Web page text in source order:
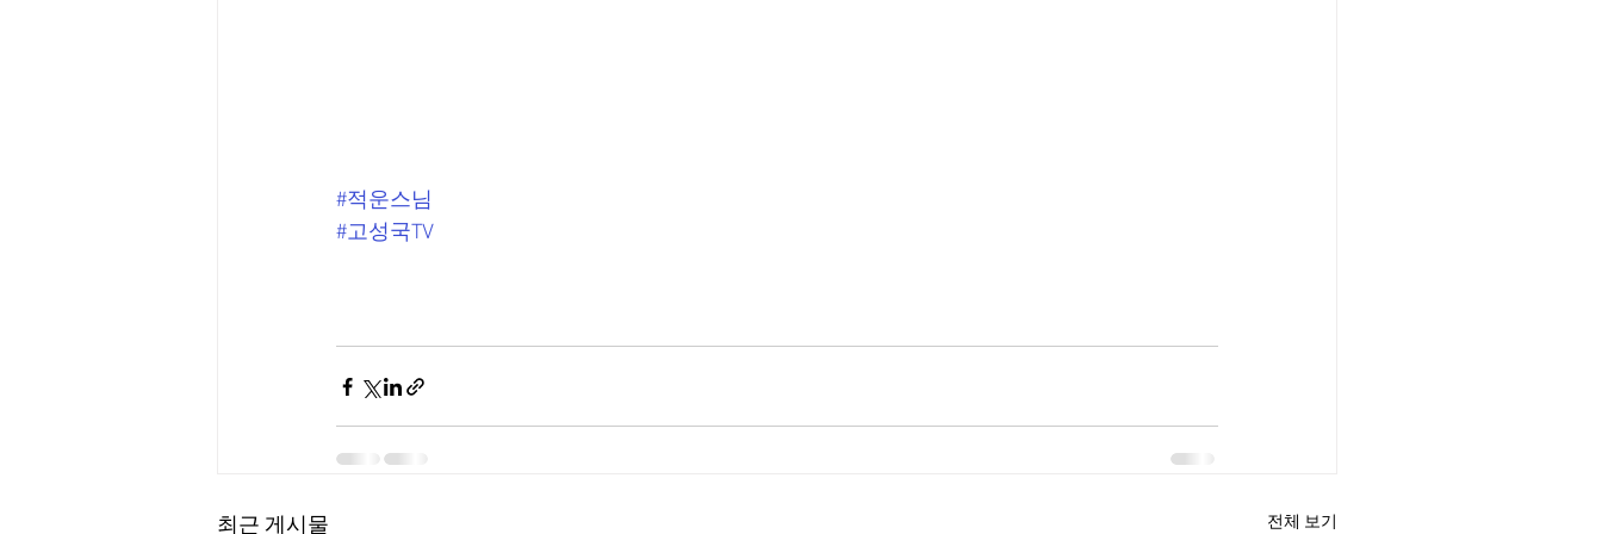
#적운스님
#고성국TV
최근 게시물 전체 보기